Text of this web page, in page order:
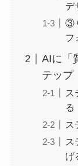
デ
③
フ
AIに「
テップ
ス
る
ス
ス
げ